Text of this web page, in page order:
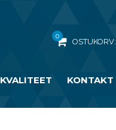
0
OSTUKORV:
KVALITEET KONTAKT